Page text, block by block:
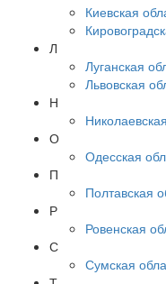
Киевская
Л
Луганская
Львовская
Н
О
Одесская
П
Полтавская
Р
Ровенская
С
Сумская